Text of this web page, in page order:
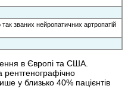
званих нейропатичних артропатій
в Європі та США.
у близько 40% пацієнтів